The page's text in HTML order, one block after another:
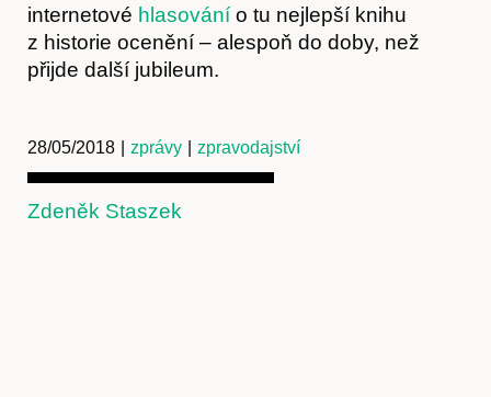
Obchod
internetové hlasování o tu nejlepší knihu
z historie ocenění – alespoň do doby, než
přijde další jubileum.
28/05/2018 zprávy zpravodajství
Zdeněk Staszek